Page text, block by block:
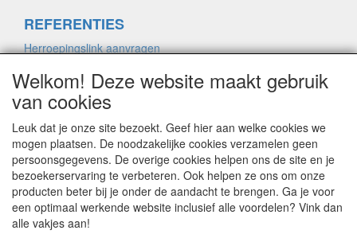
REFERENTIES
Herroepingslink aanvragen
ALGEMENE VOORWAARDEN
Herroepingslink aanvragen
PRIVACYVERKLARING
Herroepingslink aanvragen
Welkom! Deze website maakt gebruik
van cookies
Leuk dat je onze site bezoekt. Geef hier aan welke cookies we
mogen plaatsen. De noodzakelijke cookies verzamelen geen
persoonsgegevens. De overige cookies helpen ons de site en je
bezoekerservaring te verbeteren. Ook helpen ze ons om onze
producten beter bij je onder de aandacht te brengen. Ga je voor
een optimaal werkende website inclusief alle voordelen? Vink dan
alle vakjes aan!